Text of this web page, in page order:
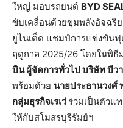
ใหญ่ มอบรถยนต์ BYD
ขับเคลื่อนด้วยขุมพลังอัจฉริ
ยูไนเต็ด แชมป์การแข่งขันฟุ
ฤดูกาล 2025/26 โดยในพิธี
บิน ผู้จัดการทั่วไป บริษัท บีว
พร้อมด้วย นายประธานวงศ์
กลุ่มธุรกิจเรเว่ ร่วมเป็นตัวแ
ให้กับสโมสรบุรีรัมย์ฯ